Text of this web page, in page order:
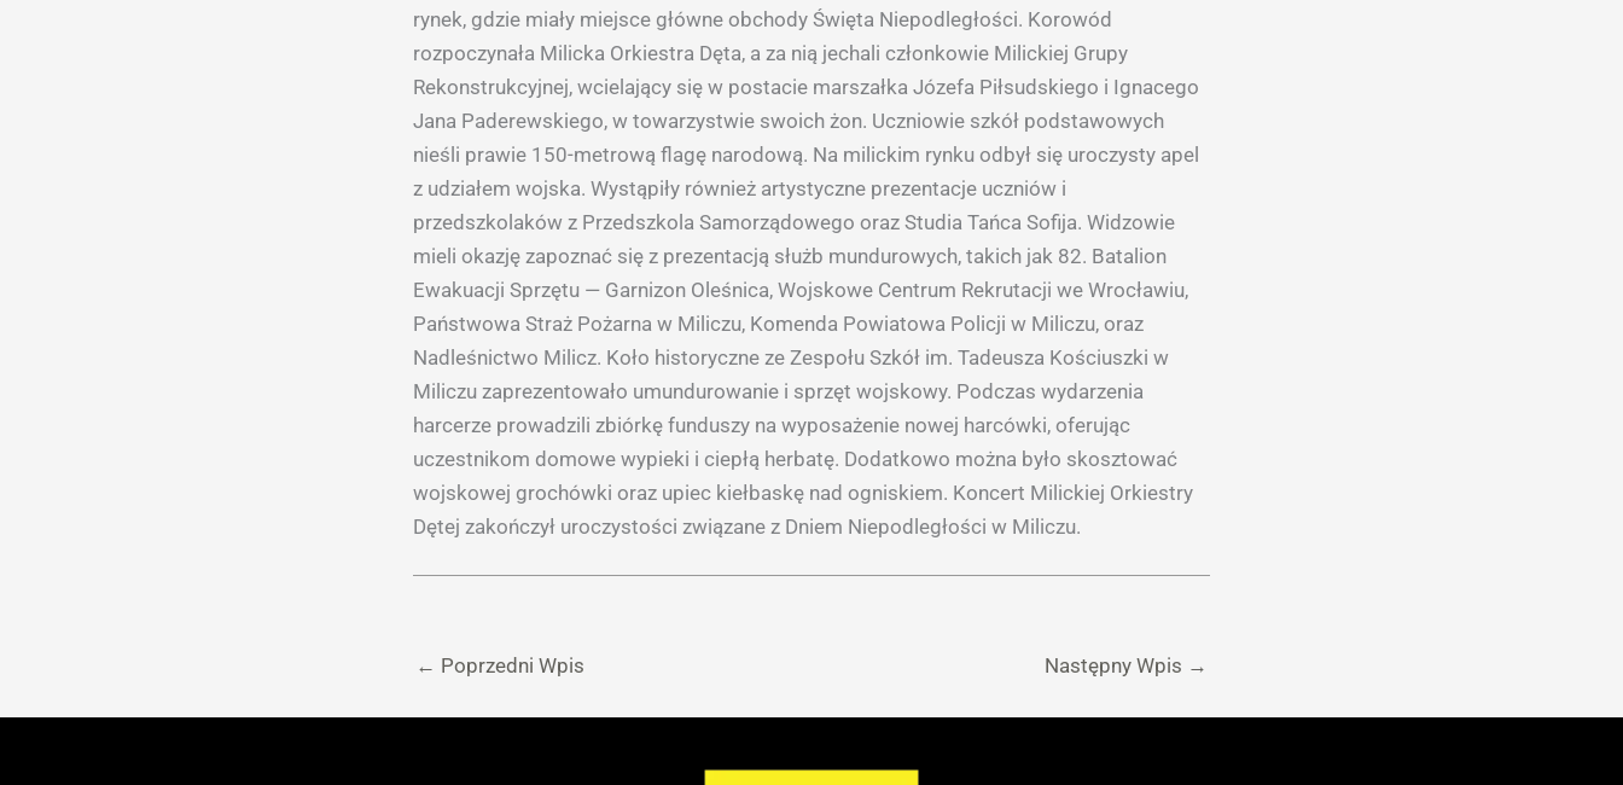
rynek, gdzie miały miejsce główne obchody Święta Niepodległości. Korowód
rozpoczynała Milicka Orkiestra Dęta, a za nią jechali członkowie Milickiej Grupy
Rekonstrukcyjnej, wcielający się w postacie marszałka Józefa Piłsudskiego i Ignacego
Jana Paderewskiego, w towarzystwie swoich żon. Uczniowie szkół podstawowych
nieśli prawie 150-metrową flagę narodową. Na milickim rynku odbył się uroczysty apel
z udziałem wojska. Wystąpiły również artystyczne prezentacje uczniów i
przedszkolaków z Przedszkola Samorządowego oraz Studia Tańca Sofija. Widzowie
mieli okazję zapoznać się z prezentacją służb mundurowych, takich jak 82. Batalion
Ewakuacji Sprzętu — Garnizon Oleśnica, Wojskowe Centrum Rekrutacji we Wrocławiu,
Państwowa Straż Pożarna w Miliczu, Komenda Powiatowa Policji w Miliczu, oraz
Nadleśnictwo Milicz. Koło historyczne ze Zespołu Szkół im. Tadeusza Kościuszki w
Miliczu zaprezentowało umundurowanie i sprzęt wojskowy. Podczas wydarzenia
harcerze prowadzili zbiórkę funduszy na wyposażenie nowej harcówki, oferując
uczestnikom domowe wypieki i ciepłą herbatę. Dodatkowo można było skosztować
wojskowej grochówki oraz upiec kiełbaskę nad ogniskiem. Koncert Milickiej Orkiestry
Dętej zakończył uroczystości związane z Dniem Niepodległości w Miliczu.
← Poprzedni Wpis Następny Wpis →